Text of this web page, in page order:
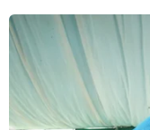
Cổ
tuyển Việt